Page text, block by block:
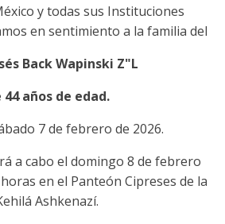
y todas sus Instituciones
en sentimiento a la familia del
Back Wapinski Z"L
44 años de edad.
7 de febrero de 2026.
a cabo el domingo 8 de febrero
en el Panteón Cipreses de la
Ashkenazí.